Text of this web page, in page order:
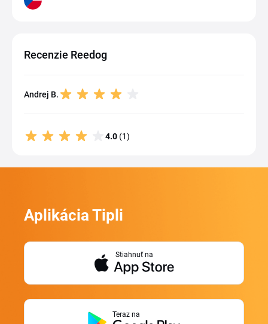
Recenzie Reedog
Andrej B.
4.0 (1)
Aplikácia Tipli
Stiahnuť na
Teraz na